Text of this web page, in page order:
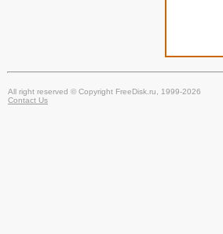
All right reserved © Copyright FreeDisk.ru, 1999-2026
Contact Us